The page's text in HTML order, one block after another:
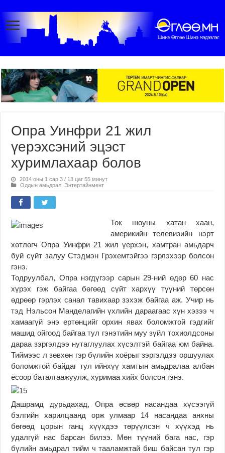
Опра Уинфри 21 жил
үерэхсэний эцэст
хуримлахаар болов
2014 оны 1 сар 3 / 13 цаг 55 минут
Оддын амьдрал Энтертайнмент
Ток шоуны хатан хаан,
америкийн телевизийн нэрт
хөтлөгч Опра Уинфри 21 жил үерхэн, хамтран амьдарч
буй сүйт залуу Стэдмэн Грэхемтэйгээ гэрлэхээр болсон
гэнэ.
Тодруулбал, Опра нэгдүгээр сарын 29-ний өдөр 60 нас
хүрэх гэж байгаа бөгөөд сүйт хархүү түүний төрсөн
өдрөөр гэрлэх санал тавихаар зэхэж байгаа аж. Учир нь
тэд Нэльсон Манделагийн үхлийн дараагаас хүн хэзээ ч
хамаагүй энэ ертөнцийг орхин явах боломжтой гэдгийг
машид ойгоод байгаа тул гэнэтийн муу зүйл тохиолдсоны
дараа зэргэлдээ нутаглуулах хүсэлтэй байгаа юм байна.
Тиймээс л зөвхөн гэр бүлийн хоёрыг зэргэлдээ оршуулах
боломжтой байдаг тул ийнхүү хамтын амьдралаа албан
ёсоор баталгаажуулж, хуримаа хийх болсон гэнэ.
Дашрамд дурьдахад, Опра өсвөр насандаа хүсээгүй
бэлгийн харилцаанд орж улмаар 14 насандаа анхны
бөгөөд цорын ганц хүүхдээ төрүүлсэн ч хүүхэд нь
удалгүй нас барсан билээ. Мөн түүний бага нас, гэр
бүлийн амьдрал тийм ч тааламжтай биш байсан тул гэр